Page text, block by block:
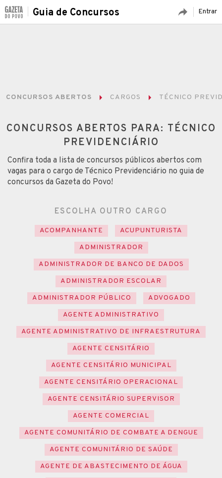
Entrar
Guia de Concursos
CONCURSOS ABERTOS CARGOS TÉCNICO
CONCURSOS ABERTOS PARA: TÉCNICO
PREVIDENCIÁRIO
Confira toda a lista de concursos públicos abertos com
vagas para o cargo de Técnico Previdenciário no guia de
concursos da Gazeta do Povo!
ESCOLHA OUTRO CARGO
ACOMPANHANTE
ACUPUNTURISTA
ADMINISTRADOR
ADMINISTRADOR DE BANCO DE DADOS
ADMINISTRADOR ESCOLAR
ADMINISTRADOR PÚBLICO
ADVOGADO
AGENTE ADMINISTRATIVO
AGENTE ADMINISTRATIVO DE INFRAESTRUTURA
AGENTE CENSITÁRIO
AGENTE CENSITÁRIO MUNICIPAL
AGENTE CENSITÁRIO OPERACIONAL
AGENTE CENSITÁRIO SUPERVISOR
AGENTE COMERCIAL
AGENTE COMUNITÁRIO DE COMBATE A DENGUE
AGENTE COMUNITÁRIO DE SAÚDE
AGENTE DE ABASTECIMENTO DE ÁGUA